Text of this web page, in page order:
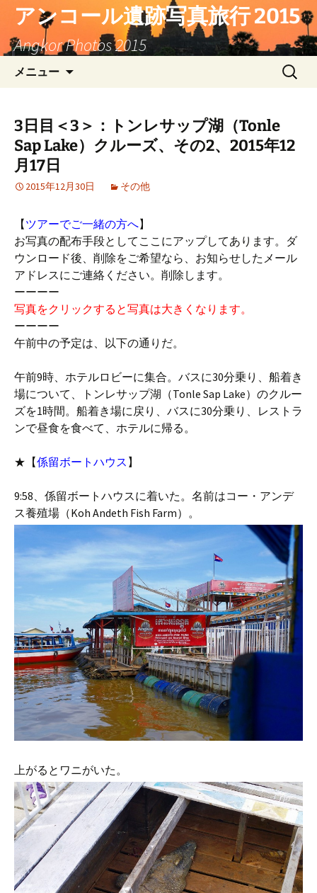
テ
ン
アンコール遺跡写真旅行 2015
Angkor Photos 2015
メニュー
検
索:
3日目＜3＞：トンレサップ湖（Tonle
Sap Lake）クルーズ、その2、2015年12
月17日
2015年12月30日 その他
【ツアーでご一緒の方へ】
お写真の配布手段としてここにアップしてあります。ダ
ウンロード後、削除をご希望なら、お知らせしたメール
アドレスにご連絡ください。削除します。
ーーーー
写真をクリックすると写真は大きくなります。
ーーーー
午前中の予定は、以下の通りだ。
午前9時、ホテルロビーに集合。バスに30分乗り、船着き
場について、トンレサップ湖（Tonle Sap Lake）のクルー
ズを1時間。船着き場に戻り、バスに30分乗り、レストラ
ンで昼食を食べて、ホテルに帰る。
★【係留ボートハウス 】
9:58、係留ボートハウスに着いた。名前はコー・アンデ
ス養殖場（Koh Andeth Fish Farm）。
上がるとワニがいた。